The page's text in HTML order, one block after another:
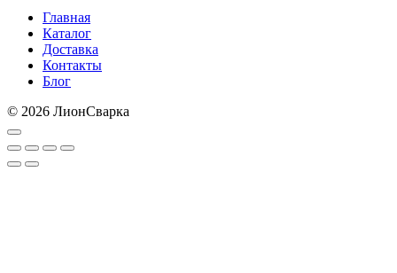
Главная
Каталог
Доставка
Контакты
Блог
© 2026 ЛионСварка